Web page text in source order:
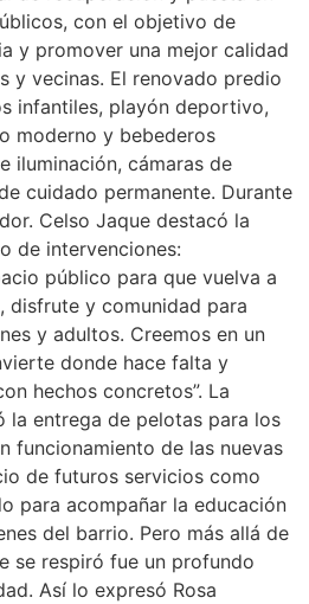
con el objetivo de
y promover una mejor calidad
y vecinas. El renovado predio
infantiles, playón deportivo,
moderno y bebederos
iluminación, cámaras de
cuidado permanente. Durante
Celso Jaque destacó la
de intervenciones:
público para que vuelva a
disfrute y comunidad para
y adultos. Creemos en un
donde hace falta y
hechos concretos”. La
la entrega de pelotas para los
funcionamiento de las nuevas
de futuros servicios como
para acompañar la educación
del barrio. Pero más allá de
se respiró fue un profundo
Así lo expresó Rosa